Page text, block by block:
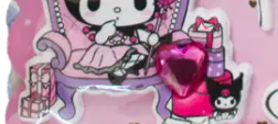
Ominaisuudet